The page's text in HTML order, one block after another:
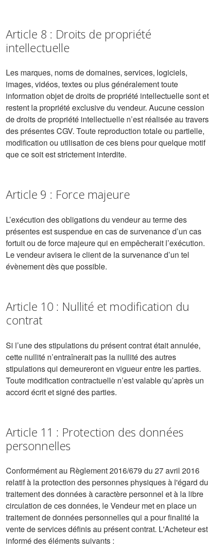
Article 8 : Droits de propriété
intellectuelle
Les marques, noms de domaines, services, logiciels,
images, vidéos, textes ou plus généralement toute
information objet de droits de propriété intellectuelle sont et
restent la propriété exclusive du vendeur. Aucune cession
de droits de propriété intellectuelle n’est réalisée au travers
des présentes CGV. Toute reproduction totale ou partielle,
modification ou utilisation de ces biens pour quelque motif
que ce soit est strictement interdite.
Article 9 : Force majeure
L’exécution des obligations du vendeur au terme des
présentes est suspendue en cas de survenance d’un cas
fortuit ou de force majeure qui en empêcherait l’exécution.
Le vendeur avisera le client de la survenance d’un tel
évènement dès que possible.
Article 10 : Nullité et modification du
contrat
Si l’une des stipulations du présent contrat était annulée,
cette nullité n’entraînerait pas la nullité des autres
stipulations qui demeureront en vigueur entre les parties.
Toute modification contractuelle n’est valable qu’après un
accord écrit et signé des parties.
Article 11 : Protection des données
personnelles
Conformément au Règlement 2016/679 du 27 avril 2016
relatif à la protection des personnes physiques à l'égard du
traitement des données à caractère personnel et à la libre
circulation de ces données, le Vendeur met en place un
traitement de données personnelles qui a pour finalité la
vente de services définis au présent contrat. L'Acheteur est
informé des éléments suivants :